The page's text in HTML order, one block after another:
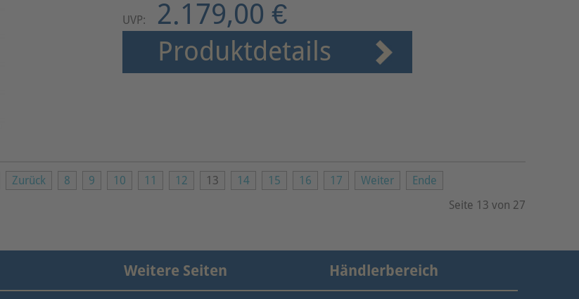
UVP: 2.179,00 €
Produktdetails
Zurück 8 9 10 11 12 13 14 15 16 17 Weiter
Ende
Seite 13 von 27
Weitere Seiten Händlerbereich